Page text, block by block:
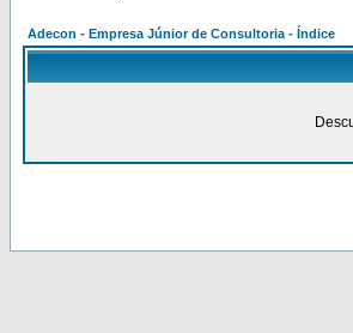
Adecon - Empresa Júnior de Consultoria - Índice